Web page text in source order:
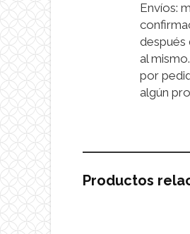
Envíos:
después
al
por
algún
Productos